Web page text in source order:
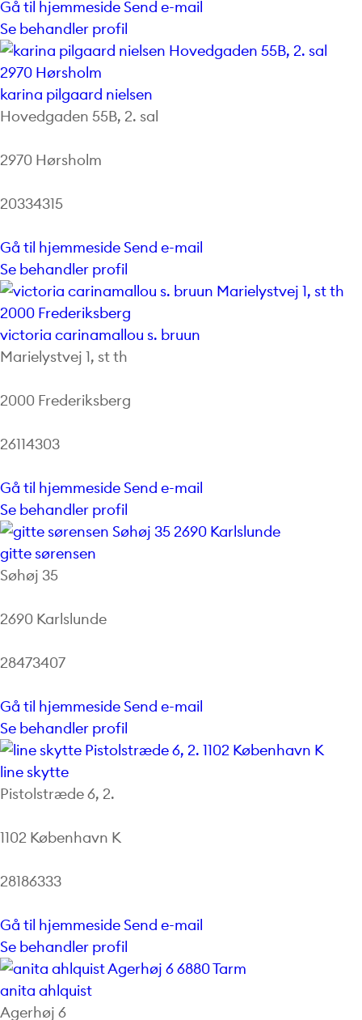
Gå til hjemmesideSend e-mail
Se behandler profil
karina pilgaard nielsen
Hovedgaden 55B, 2. sal
2970 Hørsholm
20334315
Gå til hjemmesideSend e-mail
Se behandler profil
victoria carinamallou s. bruun
Marielystvej 1, st th
2000 Frederiksberg
26114303
Gå til hjemmesideSend e-mail
Se behandler profil
gitte sørensen
Søhøj 35
2690 Karlslunde
28473407
Gå til hjemmesideSend e-mail
Se behandler profil
line skytte
Pistolstræde 6, 2.
1102 København K
28186333
Gå til hjemmesideSend e-mail
Se behandler profil
anita ahlquist
Agerhøj 6